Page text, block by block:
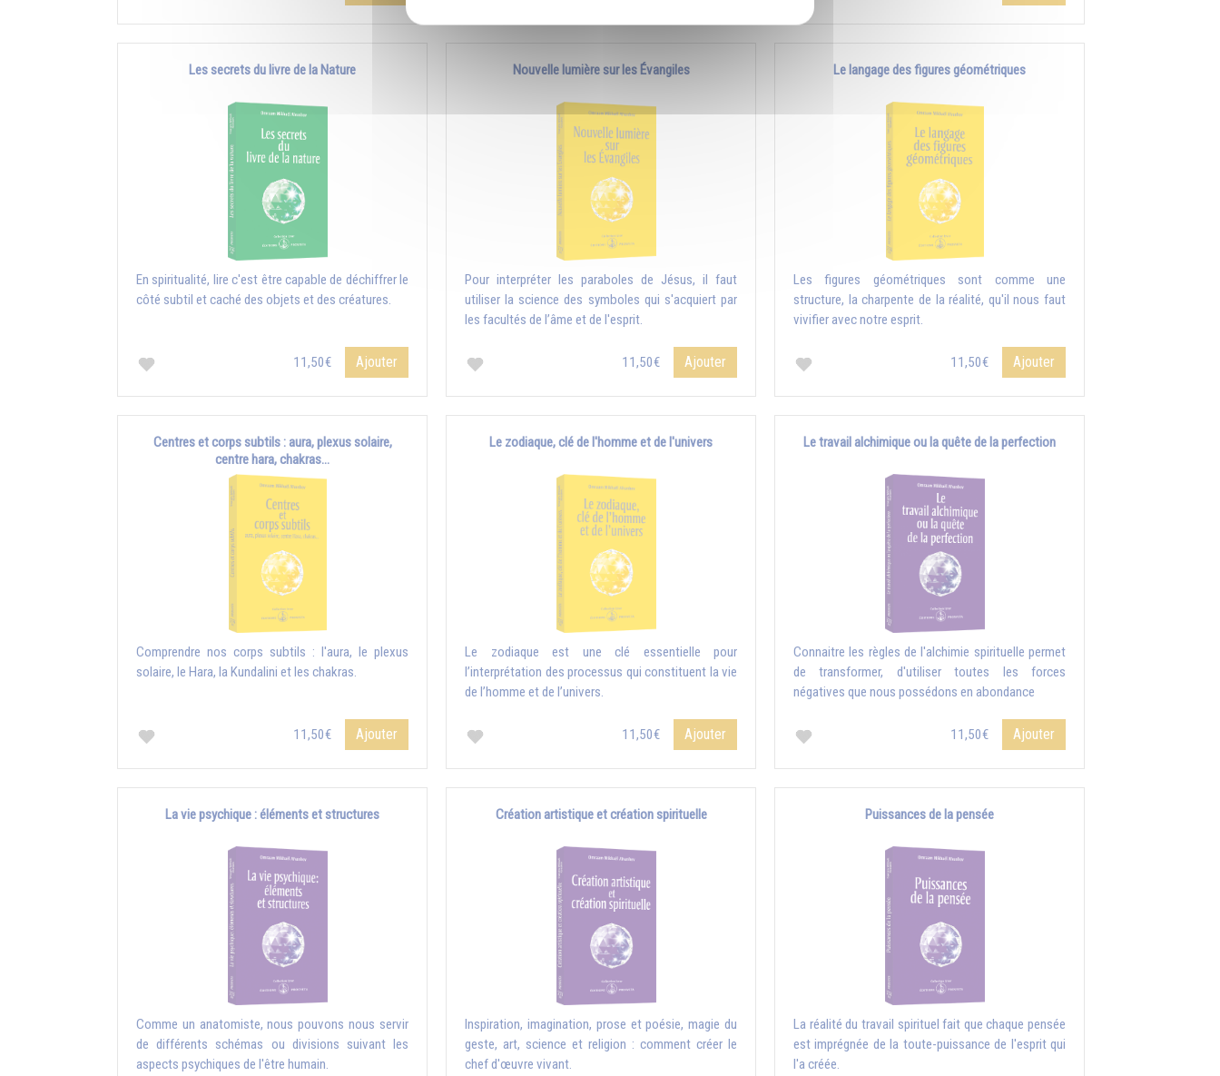
Les secrets du livre de la Nature
En spiritualité, lire c'est être capable de déchiffrer le
côté subtil et caché des objets et des créatures.
11,50€ Ajouter
Nouvelle lumière sur les Évangiles
Pour interpréter les paraboles de Jésus, il faut
utiliser la science des symboles qui s'acquiert par
les facultés de l’âme et de l'esprit.
11,50€ Ajouter
Le langage des figures géométriques
Les figures géométriques sont comme une
structure, la charpente de la réalité, qu'il nous faut
vivifier avec notre esprit.
11,50€ Ajouter
Centres et corps subtils : aura, plexus solaire,
centre hara, chakras...
Comprendre nos corps subtils : l'aura, le plexus
solaire, le Hara, la Kundalini et les chakras.
11,50€ Ajouter
Le zodiaque, clé de l'homme et de l'univers
Le zodiaque est une clé essentielle pour
l’interprétation des processus qui constituent la vie
de l’homme et de l’univers.
11,50€ Ajouter
Le travail alchimique ou la quête de la perfection
Connaitre les règles de l'alchimie spirituelle permet
de transformer, d'utiliser toutes les forces
négatives que nous possédons en abondance
11,50€ Ajouter
La vie psychique : éléments et structures
Comme un anatomiste, nous pouvons nous servir
de différents schémas ou divisions suivant les
aspects psychiques de l'être humain.
Création artistique et création spirituelle
Inspiration, imagination, prose et poésie, magie du
geste, art, science et religion : comment créer le
chef d'œuvre vivant.
Puissances de la pensée
La réalité du travail spirituel fait que chaque pensée
est imprégnée de la toute-puissance de l'esprit qui
l'a créée.